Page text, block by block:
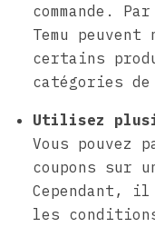
commande.
Temu
certains
catégories
Utilisez
Vous
coupons sur
Cependant,
les